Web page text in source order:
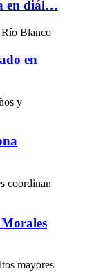
en diál…
en